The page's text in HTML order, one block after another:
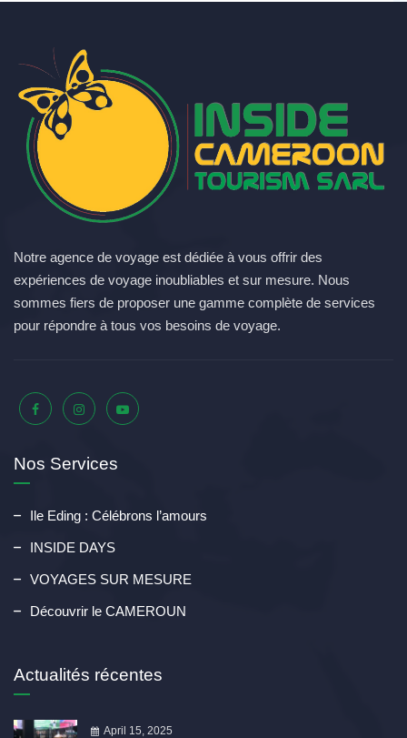
Notre agence de voyage est dédiée à vous offrir des
expériences de voyage inoubliables et sur mesure. Nous
sommes fiers de proposer une gamme complète de services
pour répondre à tous vos besoins de voyage.
Nos Services
Ile Eding : Célébrons l’amours
INSIDE DAYS
VOYAGES SUR MESURE
Découvrir le CAMEROUN
Actualités récentes
April 15, 2025